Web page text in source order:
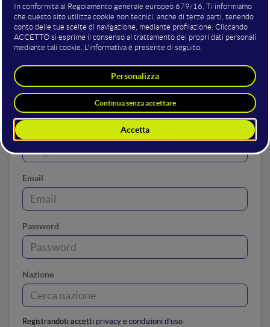
Registrati ora
Email
Password
Nazione
Registrandoti accetti privacy e condizioni d’uso